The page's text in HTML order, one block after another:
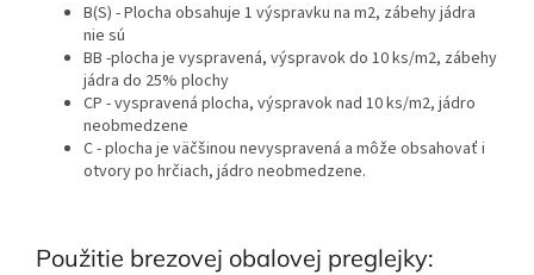
B(S) - Plocha obsahuje 1 výspravku na m2, zábehy jádra
nie sú
BB -plocha je vyspravená, výspravok do 10 ks/m2, zábehy
jádra do 25% plochy
CP - vyspravená plocha, výspravok nad 10 ks/m2, jádro
neobmedzene
C - plocha je väčšinou nevyspravená a môže obsahovať i
otvory po hrčiach, jádro neobmedzene.
Použitie brezovej obalovej preglejky: